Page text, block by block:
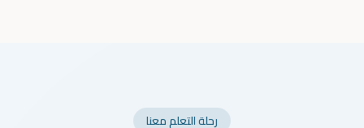
رحلة التعلم معنا